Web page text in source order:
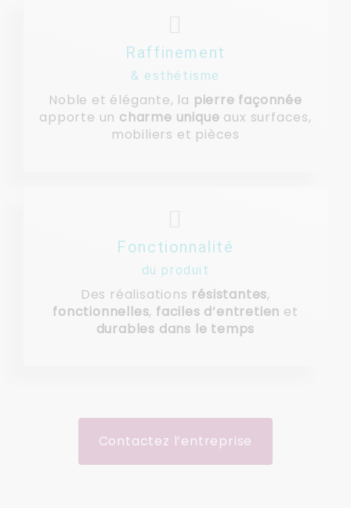
Raffinement
& esthétisme
Noble et élégante, la pierre façonnée
apporte un charme unique aux surfaces,
mobiliers et pièces
Fonctionnalité
du produit
Des réalisations résistantes,
fonctionnelles, faciles d’entretien et
durables dans le temps
Contactez l’entreprise